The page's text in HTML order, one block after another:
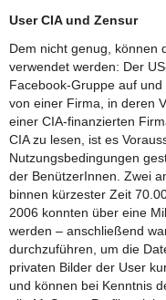
User CIA und Zensur
Dem nicht genug, können
verwendet werden: Der
Facebook-Gruppe auf
von einer Firma, in deren
einer CIA-finanzierten
CIA zu lesen, ist es
Nutzungsbedingungen
der BenützerInnen. Zwei
binnen kürzester Zeit
2006 konnten über eine
werden – anschließend
durchzuführen, um die
privaten Bilder der User
und können bei Kenntnis